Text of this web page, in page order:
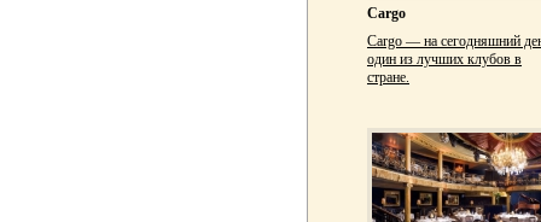
Cargo
Cargo — на сегодняшний
один из лучших клубов в
стране.